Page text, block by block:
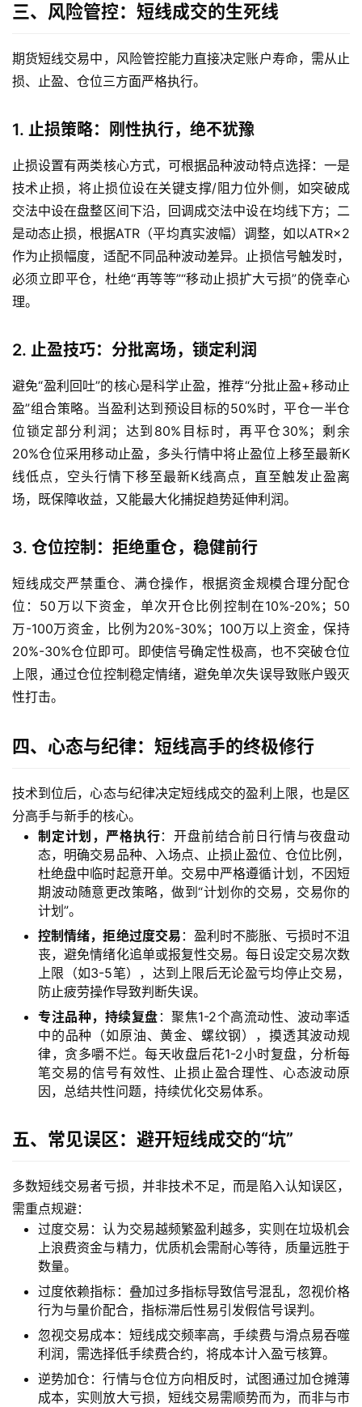
货
恒
指
货
期
货
开
户
白
银
期
指
期
货
股
指
期
黄
金
期
货
三、风险管控：短线成交的生死线
期货短线交易中，风险管控能力直接决定账户寿命，需从止
损、止盈、仓位三方面严格执行。
1. 止损策略：刚性执行，绝不犹豫
止损设置有两类核心方式，可根据品种波动特点选择：一是
技术止损，将止损位设在关键支撑/阻力位外侧，如突破成
交法中设在盘整区间下沿，回调成交法中设在均线下方；二
是动态止损，根据ATR（平均真实波幅）调整，如以ATR×2
作为止损幅度，适配不同品种波动差异。止损信号触发时，
必须立即平仓，杜绝“再等等”“移动止损扩大亏损”的侥幸心
理。
2. 止盈技巧：分批离场，锁定利润
避免“盈利回吐”的核心是科学止盈，推荐“分批止盈+移动止
盈”组合策略。当盈利达到预设目标的50%时，平仓一半仓
位锁定部分利润；达到80%目标时，再平仓30%；剩余
20%仓位采用移动止盈，多头行情中将止盈位上移至最新K
线低点，空头行情下移至最新K线高点，直至触发止盈离
场，既保障收益，又能最大化捕捉趋势延伸利润。
3. 仓位控制：拒绝重仓，稳健前行
短线成交严禁重仓、满仓操作，根据资金规模合理分配仓
位：50万以下资金，单次开仓比例控制在10%-20%；50
万-100万资金，比例为20%-30%；100万以上资金，保持
20%-30%仓位即可。即使信号确定性极高，也不突破仓位
上限，通过仓位控制稳定情绪，避免单次失误导致账户毁灭
性打击。
四、心态与纪律：短线高手的终极修行
技术到位后，心态与纪律决定短线成交的盈利上限，也是区
分高手与新手的核心。
制定计划，严格执行：开盘前结合前日行情与夜盘动
态，明确交易品种、入场点、止损止盈位、仓位比例，
杜绝盘中临时起意开单。交易中严格遵循计划，不因短
期波动随意更改策略，做到“计划你的交易，交易你的
计划”。
控制情绪，拒绝过度交易 ：盈利时不膨胀、亏损时不沮
丧，避免情绪化追单或报复性交易。每日设定交易次数
上限（如3-5笔），达到上限后无论盈亏均停止交易，
防止疲劳操作导致判断失误。
专注品种，持续复盘 ：聚焦1-2个高流动性、波动率适
中的品种（如原油、黄金、螺纹钢），摸透其波动规
律，贪多嚼不烂。每天收盘后花1-2小时复盘，分析每
笔交易的信号有效性、止损止盈合理性、心态波动原
因，总结共性问题，持续优化交易体系。
五、常见误区：避开短线成交的“坑”
多数短线交易者亏损，并非技术不足，而是陷入认知误区，
需重点规避：
过度交易：认为交易越频繁盈利越多，实则在垃圾机会
上浪费资金与精力，优质机会需耐心等待，质量远胜于
数量。
过度依赖指标：叠加过多指标导致信号混乱，忽视价格
行为与量价配合，指标滞后性易引发假信号误判。
忽视交易成本：短线成交频率高，手续费与滑点易吞噬
利润，需选择低手续费合约，将成本计入盈亏核算。
逆势加仓：行情与仓位方向相反时，试图通过加仓摊薄
成本，实则放大亏损，短线交易需顺势而为，而非与市